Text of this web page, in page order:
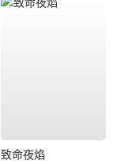
致命夜焰